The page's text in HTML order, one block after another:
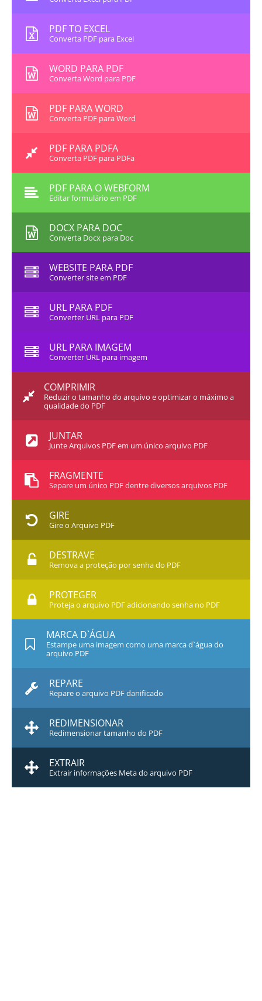
PDF TO EXCEL
Converta PDF para Excel
WORD PARA PDF
Converta Word para PDF
PDF PARA WORD
Converta PDF para Word
PDF PARA PDFA
Converta PDF para PDFa
PDF PARA O WEBFORM
Editar formulário em PDF
DOCX PARA DOC
Converta Docx para Doc
WEBSITE PARA PDF
Converter site em PDF
URL PARA PDF
Converter URL para PDF
URL PARA IMAGEM
Converter URL para imagem
COMPRIMIR
Reduzir o tamanho do arquivo e optimizar o máximo a
qualidade do PDF
JUNTAR
Junte Arquivos PDF em um único arquivo PDF
FRAGMENTE
Separe um único PDF dentre diversos arquivos PDF
GIRE
Gire o Arquivo PDF
DESTRAVE
Remova a proteção por senha do PDF
PROTEGER
Proteja o arquivo PDF adicionando senha no PDF
MARCA D`ÁGUA
Estampe uma imagem como uma marca d`água do
arquivo PDF
REPARE
Repare o arquivo PDF danificado
REDIMENSIONAR
Redimensionar tamanho do PDF
EXTRAIR
Extrair informações Meta do arquivo PDF